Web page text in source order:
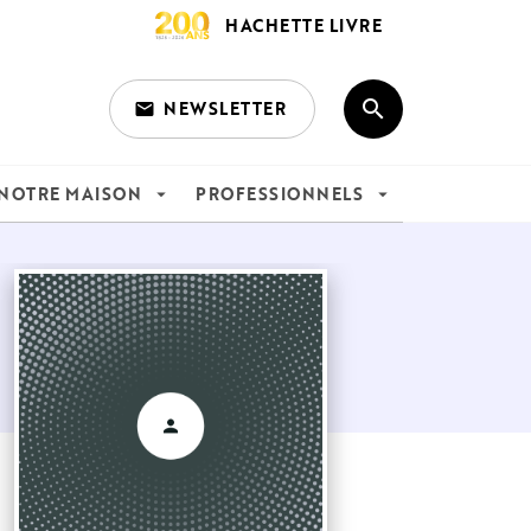
HACHETTE LIVRE
email NEWSLETTER search
MAISON arrow_drop_down PROFESSIONNELS arrow_drop_down